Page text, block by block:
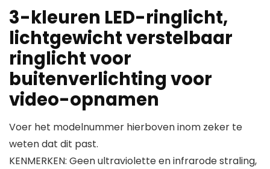
3-kleuren LED-ringlicht,
lichtgewicht verstelbaar
ringlicht voor
buitenverlichting voor
video-opnamen
Voer het modelnummer hierboven inom zeker te
weten dat dit past.
KENMERKEN: Geen ultraviolette en infrarode straling,